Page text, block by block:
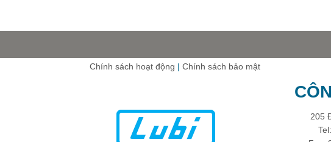
Chính sách hoạt động | Chính sách bảo mật
205